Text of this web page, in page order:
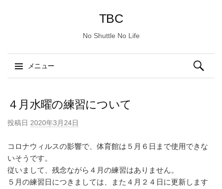
TBC
No Shuttle No Life
メニュー
ン
ン
へ
ス
キ
ッ
検
索:
４月水曜の練習について
投稿日 2020年3月24日
コロナウィルスの影響で、体育館は５月６日まで使用できな
いそうです。
従いまして、残念ながら４月の練習はありません。
５月の練習日につきましては、また４月２４日に更新します